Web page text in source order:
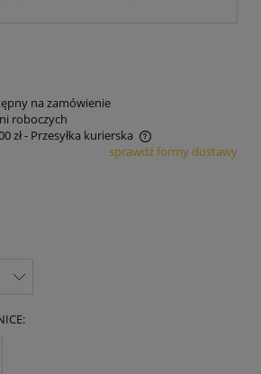
na zamówienie
roboczych
zł- Przesyłka kurierska
kosztów płatności
sprawdź formy dostawy